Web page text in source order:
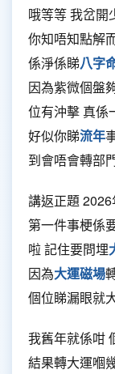
哦等等 我岔開
你知唔知點解
係淨係睇八字
因為紫微個盤
位有沖擊 真係
好似你睇流年
到會唔會轉部
講返正題
第一件事梗係
啦 記住要問埋
因為大運磁場
個位睇漏眼就
我舊年就係咁
結果轉大運嗰